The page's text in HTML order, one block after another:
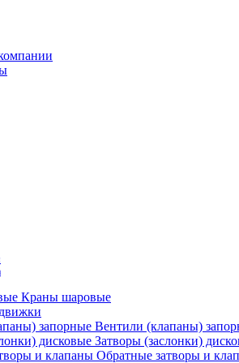
Краны шаровые
Вентили (клапаны)
Затворы (заслонки)
Обратные затворы и